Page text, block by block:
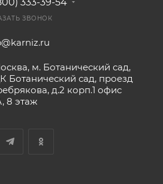
ЗВОНОК
м. Ботанический сад,
Ботанический сад, проезд
д.2 корп.1 офис
8 этаж